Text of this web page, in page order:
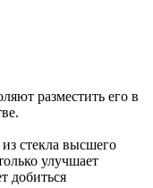
разместить его в
стекла высшего
улучшает
добиться